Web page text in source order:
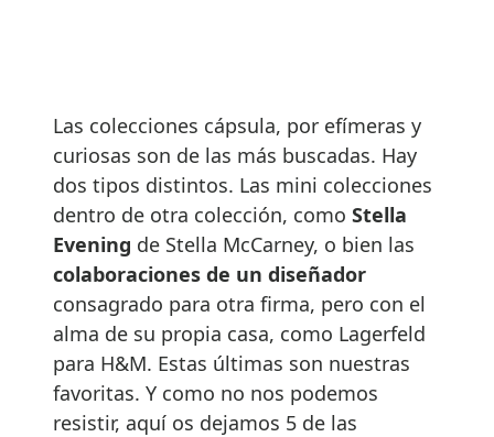
Las colecciones cápsula, por efímeras y
curiosas son de las más buscadas. Hay
dos tipos distintos. Las mini colecciones
dentro de otra colección, como Stella
Evening de Stella McCarney, o bien las
colaboraciones de un diseñador
consagrado para otra firma, pero con el
alma de su propia casa, como Lagerfeld
para H&M. Estas últimas son nuestras
favoritas. Y como no nos podemos
resistir, aquí os dejamos 5 de las